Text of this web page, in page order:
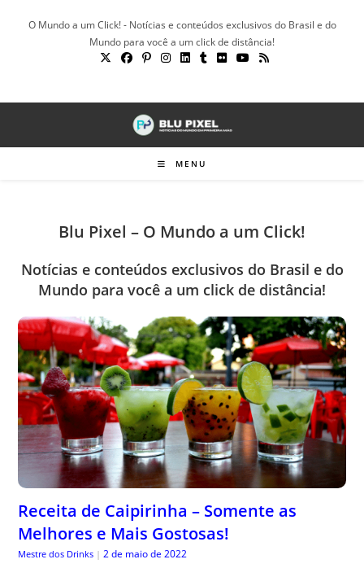
O Mundo a um Click! - Notícias e conteúdos exclusivos do Brasil e do
Mundo para você a um click de distância!
MENU
Blu Pixel – O Mundo a um Click!
Notícias e conteúdos exclusivos do Brasil e do
Mundo para você a um click de distância!
Receita de Caipirinha – Somente as
Melhores e Mais Gostosas!
Mestre dos Drinks | 2 de maio de 2022